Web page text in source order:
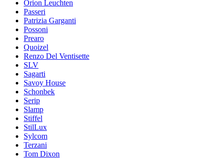
Orion Leuchten
Passeri
Patrizia Garganti
Possoni
Prearo
Quoizel
Renzo Del Ventisette
SLV
Sagarti
Savoy House
Schonbek
Serip
Slamp
Stiffel
StilLux
Sylcom
Terzani
Tom Dixon